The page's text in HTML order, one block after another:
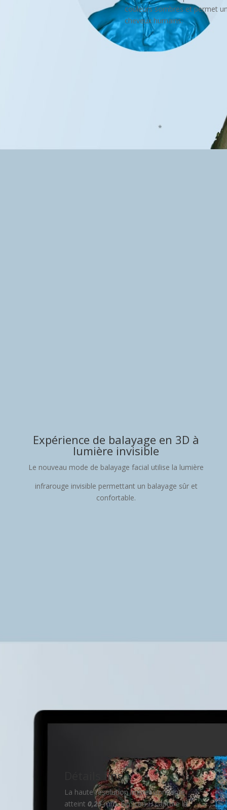
couleurs sombres et permet
cheveux humains.
Expérience de balayage en 3D à
lumière invisible
Le nouveau mode de balayage facial utilise la lumière
infrarouge invisible permettant un balayage sûr et
confortable.
Détails fins
La haute résolution impressionnante
atteint 0,25 mm. EinScan H capture la